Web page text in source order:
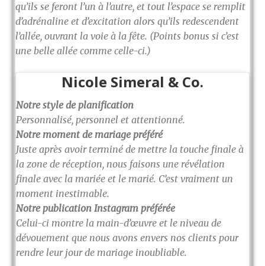
qu’ils se feront l’un à l’autre, et tout l’espace se remplit
d’adrénaline et d’excitation alors qu’ils redescendent
l’allée, ouvrant la voie à la fête. (Points bonus si c’est
une belle allée comme celle-ci.)
Nicole Simeral & Co.
Notre style de planification
Personnalisé, personnel et attentionné.
Notre moment de mariage préféré
Juste après avoir terminé de mettre la touche finale à
la zone de réception, nous faisons une révélation
finale avec la mariée et le marié. C’est vraiment un
moment inestimable.
Notre publication Instagram préférée
Celui-ci montre la main-d’œuvre et le niveau de
dévouement que nous avons envers nos clients pour
rendre leur jour de mariage inoubliable.